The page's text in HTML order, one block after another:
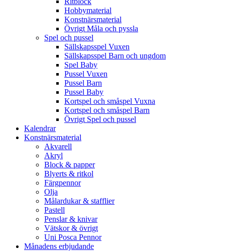
Hobbymaterial
Konstnärsmaterial
Övrigt Måla och pyssla
Spel och pussel
Sällskapsspel Vuxen
Sällskapsspel Barn och ungdom
Spel Baby
Pussel Vuxen
Pussel Barn
Pussel Baby
Kortspel och småspel Vuxna
Kortspel och småspel Barn
Övrigt Spel och pussel
Kalendrar
Konstnärsmaterial
Akvarell
Akryl
Block & papper
Blyerts & ritkol
Färgpennor
Olja
Målardukar & stafflier
Pastell
Penslar & knivar
Vätskor & övrigt
Uni Posca Pennor
Månadens erbjudande